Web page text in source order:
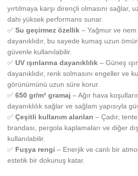
yırtılmaya karşı dirençli olmasını sağlar,
dahi yüksek performans sunar.
✅ Su geçirmez özellik – Yağmur ve nem
dayanıklıdır, bu sayede kumaş uzun
güvenle kullanılabilir.
✅ UV ışınlarına dayanıklılık – Güneş
dayanıklıdır, renk solmasını engeller ve
görünümünü uzun süre korur.
✅ 650 gr/m² gramaj – Ağır hava
dayanıklılık sağlar ve sağlam yapısıyla
✅ Çeşitli kullanım alanları – Çadır,
brandası, pergola kaplamaları ve diğer
kullanılabilir.
✅ Fuşya rengi – Enerjik ve canlı bir
estetik bir dokunuş katar.